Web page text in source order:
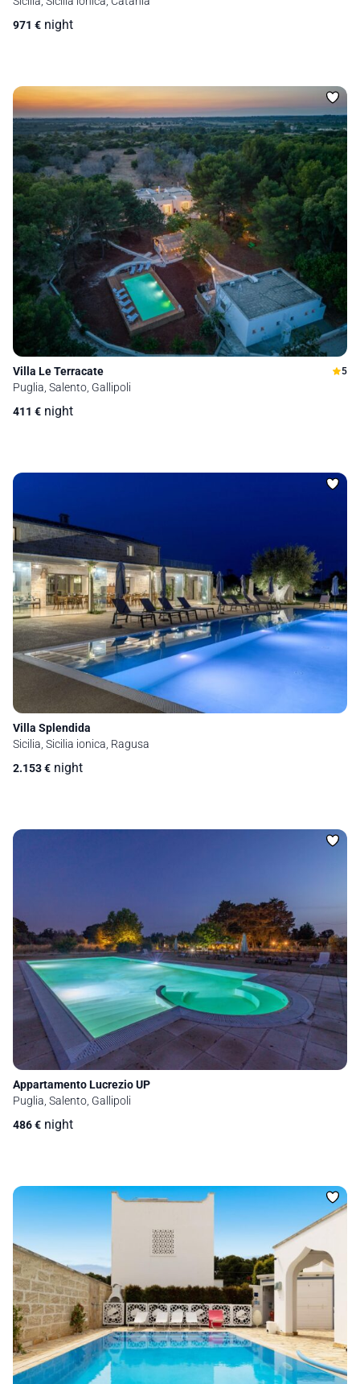
971 € night
Villa Le Terracate 5
Puglia, Salento, Gallipoli
411 € night
Villa Splendida
Sicilia, Sicilia ionica, Ragusa
2.153€ night
Appartamento Lucrezio UP
Puglia, Salento, Gallipoli
486€ night